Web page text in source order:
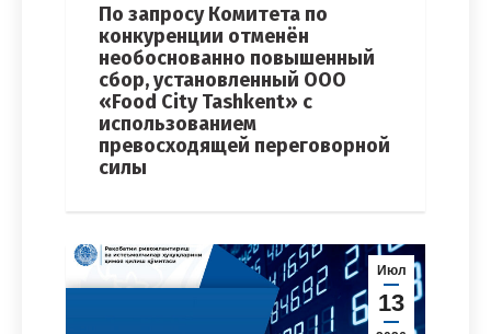
По запросу Комитета по
конкуренции отменён
необоснованно повышенный
сбор, установленный ООО
«Food City Tashkent» с
использованием
превосходящей переговорной
силы
Июл
13